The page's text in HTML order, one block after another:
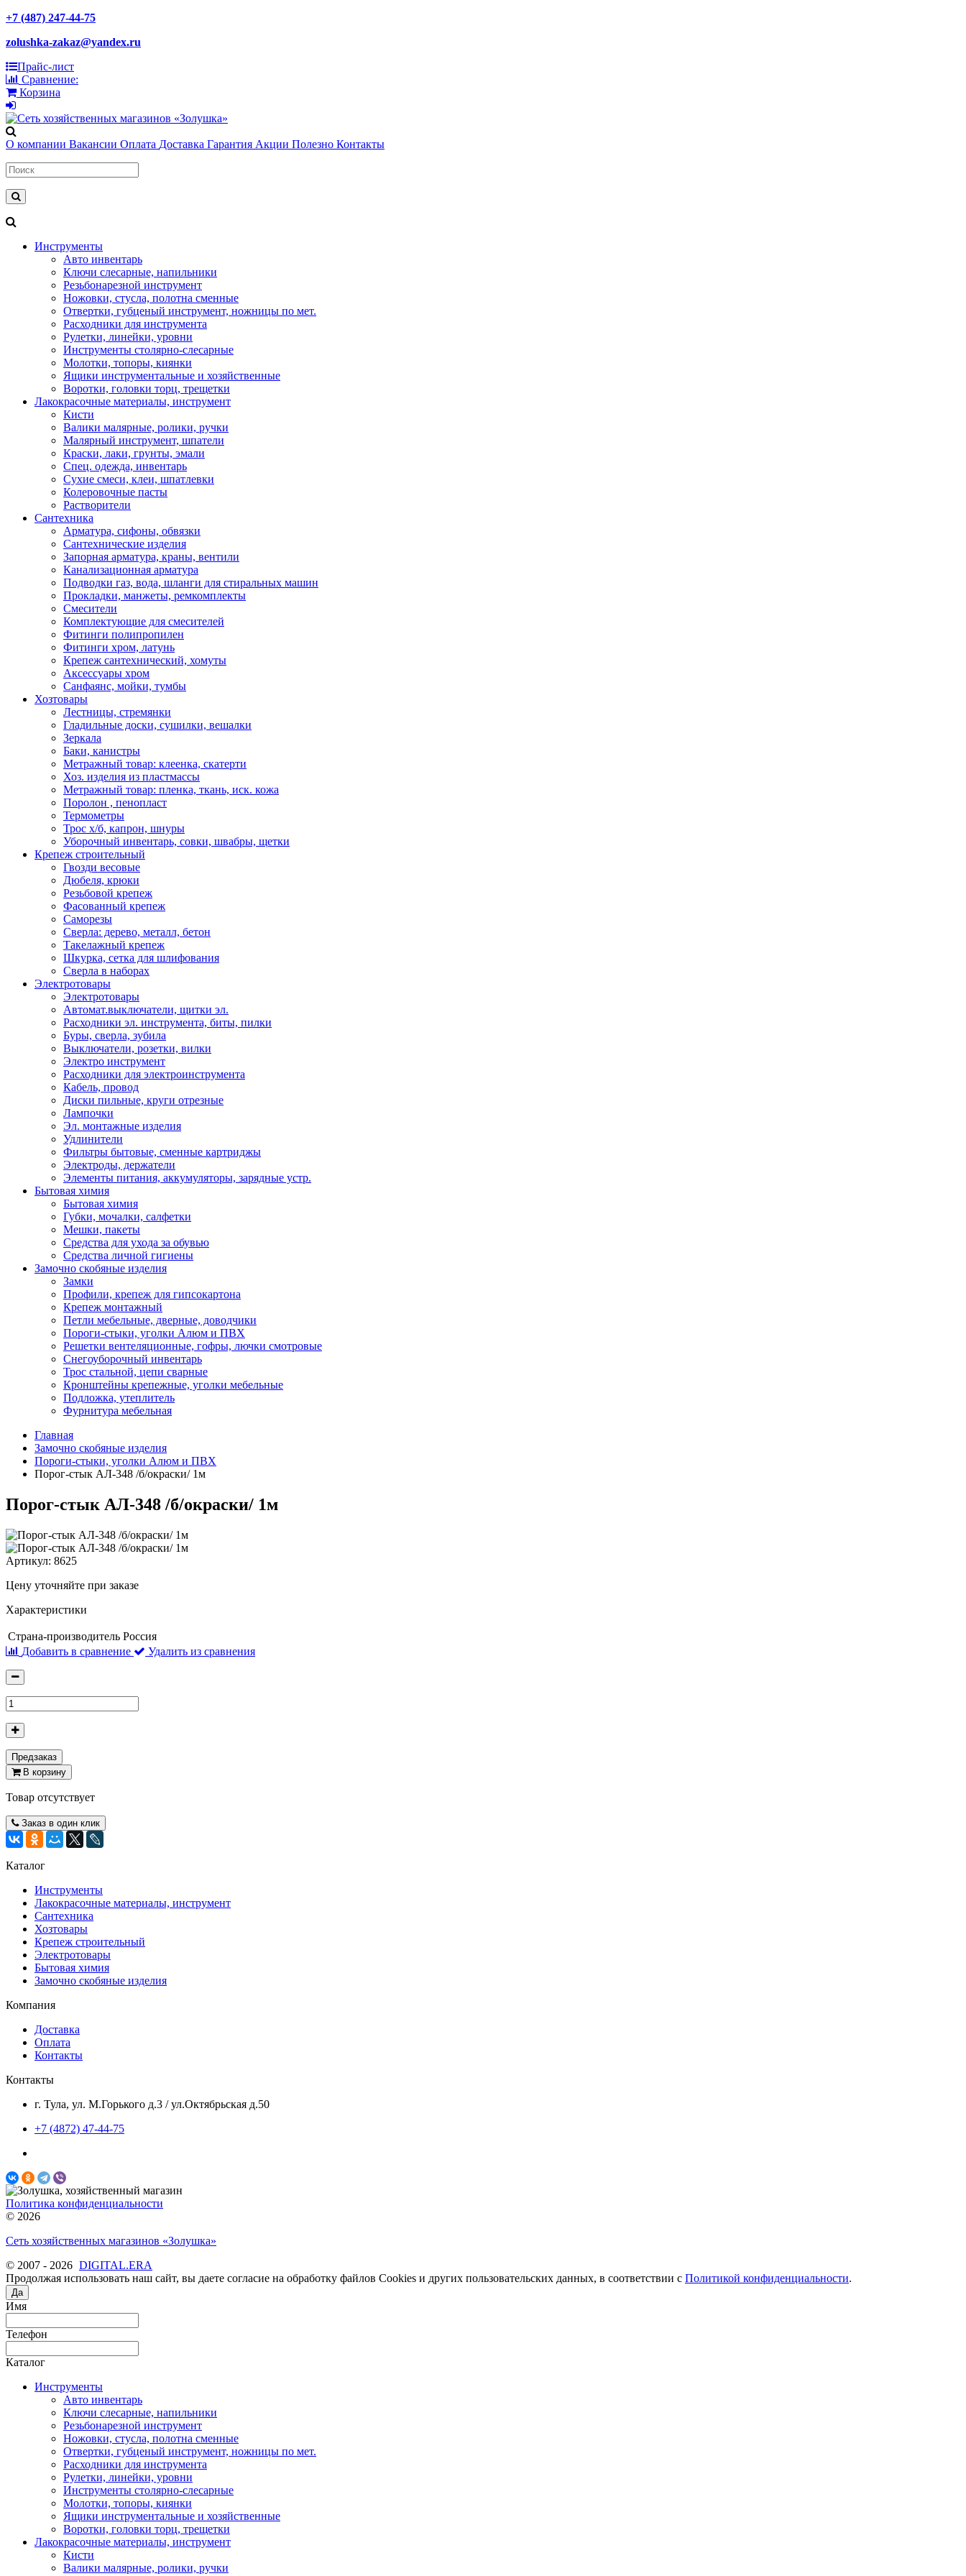
+7 (487) 247-44-75
zolushka-zakaz@yandex.ru
Прайс-лист
Сравнение:
Корзина
О компании Вакансии Оплата Доставка Гарантия Акции Полезно Контакты
Инструменты
Авто инвентарь
Ключи слесарные, напильники
Резьбонарезной инструмент
Ножовки, стусла, полотна сменные
Отвертки, губценый инструмент, ножницы по мет.
Расходники для инструмента
Рулетки, линейки, уровни
Инструменты столярно-слесарные
Молотки, топоры, киянки
Ящики инструментальные и хозяйственные
Воротки, головки торц, трещетки
Лакокрасочные материалы, инструмент
Кисти
Валики малярные, ролики, ручки
Малярный инструмент, шпатели
Краски, лаки, грунты, эмали
Спец. одежда, инвентарь
Сухие смеси, клеи, шпатлевки
Колеровочные пасты
Растворители
Сантехника
Арматура, сифоны, обвязки
Сантехнические изделия
Запорная арматура, краны, вентили
Канализационная арматура
Подводки газ, вода, шланги для стиральных машин
Прокладки, манжеты, ремкомплекты
Смесители
Комплектующие для смесителей
Фитинги полипропилен
Фитинги хром, латунь
Крепеж сантехнический, хомуты
Аксессуары хром
Санфаянс, мойки, тумбы
Хозтовары
Лестницы, стремянки
Гладильные доски, сушилки, вешалки
Зеркала
Баки, канистры
Метражный товар: клеенка, скатерти
Хоз. изделия из пластмассы
Метражный товар: пленка, ткань, иск. кожа
Поролон , пенопласт
Термометры
Трос х/б, капрон, шнуры
Уборочный инвентарь, совки, швабры, щетки
Крепеж строительный
Гвозди весовые
Дюбеля, крюки
Резьбовой крепеж
Фасованный крепеж
Саморезы
Сверла: дерево, металл, бетон
Такелажный крепеж
Шкурка, сетка для шлифования
Сверла в наборах
Электротовары
Электротовары
Автомат.выключатели, щитки эл.
Расходники эл. инструмента, биты, пилки
Буры, сверла, зубила
Выключатели, розетки, вилки
Электро инструмент
Расходники для электроинструмента
Кабель, провод
Диски пильные, круги отрезные
Лампочки
Эл. монтажные изделия
Удлинители
Фильтры бытовые, сменные картриджы
Электроды, держатели
Элементы питания, аккумуляторы, зарядные устр.
Бытовая химия
Бытовая химия
Губки, мочалки, салфетки
Мешки, пакеты
Средства для ухода за обувью
Средства личной гигиены
Замочно скобяные изделия
Замки
Профили, крепеж для гипсокартона
Крепеж монтажный
Петли мебельные, дверные, доводчики
Пороги-стыки, уголки Алюм и ПВХ
Решетки вентеляционные, гофры, лючки смотровые
Снегоуборочный инвентарь
Трос стальной, цепи сварные
Кронштейны крепежные, уголки мебельные
Подложка, утеплитель
Фурнитура мебельная
Главная
Замочно скобяные изделия
Пороги-стыки, уголки Алюм и ПВХ
Порог-стык АЛ-348 /б/окраски/ 1м
Порог-стык АЛ-348 /б/окраски/ 1м
Артикул: 8625
Цену уточняйте при заказе
Характеристики
Страна-производитель Россия
Добавить в сравнение
Удалить из сравнения
Предзаказ
В корзину
Товар отсутствует
Заказ в один клик
Каталог
Инструменты
Лакокрасочные материалы, инструмент
Сантехника
Хозтовары
Крепеж строительный
Электротовары
Бытовая химия
Замочно скобяные изделия
Компания
Доставка
Оплата
Контакты
Контакты
г. Тула, ул. М.Горького д.3 / ул.Октябрьская д.50
+7 (4872) 47-44-75
Политика конфиденциальности
© 2026
Сеть хозяйственных магазинов «Золушка»
© 2007 - 2026 DIGITAL.ERA
Продолжая использовать наш сайт, вы даете согласие на обработку файлов Cookies и других пользовательских данных, в соответствии с Политикой конфиденциальности.
Да
Имя
Телефон
Каталог
Инструменты
Авто инвентарь
Ключи слесарные, напильники
Резьбонарезной инструмент
Ножовки, стусла, полотна сменные
Отвертки, губценый инструмент, ножницы по мет.
Расходники для инструмента
Рулетки, линейки, уровни
Инструменты столярно-слесарные
Молотки, топоры, киянки
Ящики инструментальные и хозяйственные
Воротки, головки торц, трещетки
Лакокрасочные материалы, инструмент
Кисти
Валики малярные, ролики, ручки